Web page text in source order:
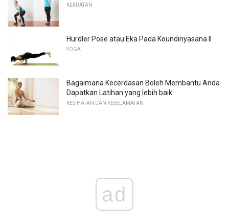
KEKUATAN
Hurdler Pose atau Eka Pada Koundinyasana II
YOGA
Bagaimana Kecerdasan Boleh Membantu Anda
Dapatkan Latihan yang lebih baik
KESIHATAN DAN KESELAMATAN
ad